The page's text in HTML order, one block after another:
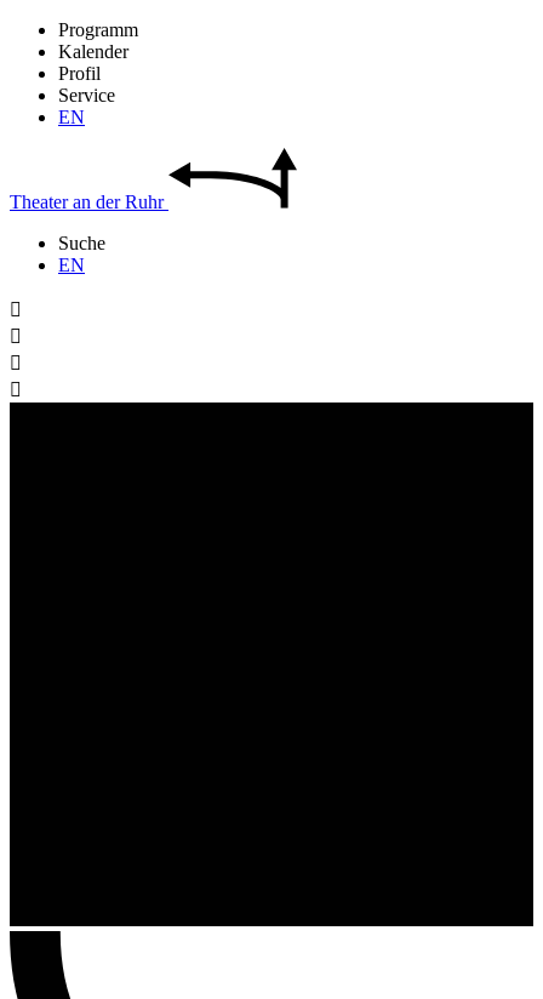
Programm
Kalender
Profil
Service
EN
Theateran derRuhr
Suche
EN



